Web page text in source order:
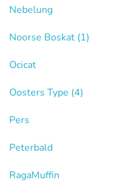
Nebelung
Noorse Boskat (1)
Ocicat
Oosters Type (4)
Pers
Peterbald
RagaMuffin